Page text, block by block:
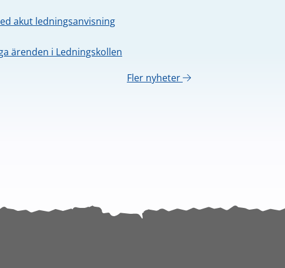
akut ledningsanvisning
ärenden i Ledningskollen
Fler nyheter